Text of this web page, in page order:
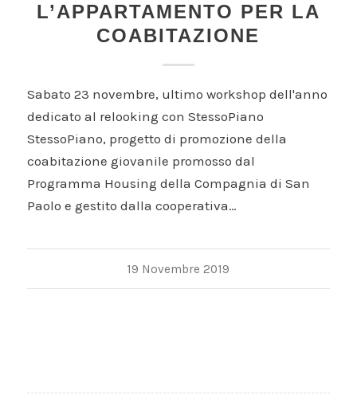
L’APPARTAMENTO PER LA
COABITAZIONE
Sabato 23 novembre, ultimo workshop dell'anno
dedicato al relooking con StessoPiano
StessoPiano, progetto di promozione della
coabitazione giovanile promosso dal
Programma Housing della Compagnia di San
Paolo e gestito dalla cooperativa…
19 Novembre 2019